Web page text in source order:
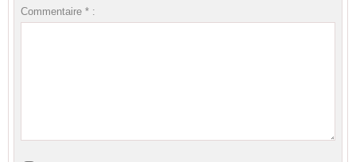
Commentaire * :